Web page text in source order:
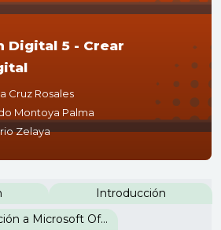
Digital 5 - Crear
Cruz Rosales
Montoya Palma
Zelaya
de sección
Introducción
Módulo 1 - Introducción a Microsoft Office